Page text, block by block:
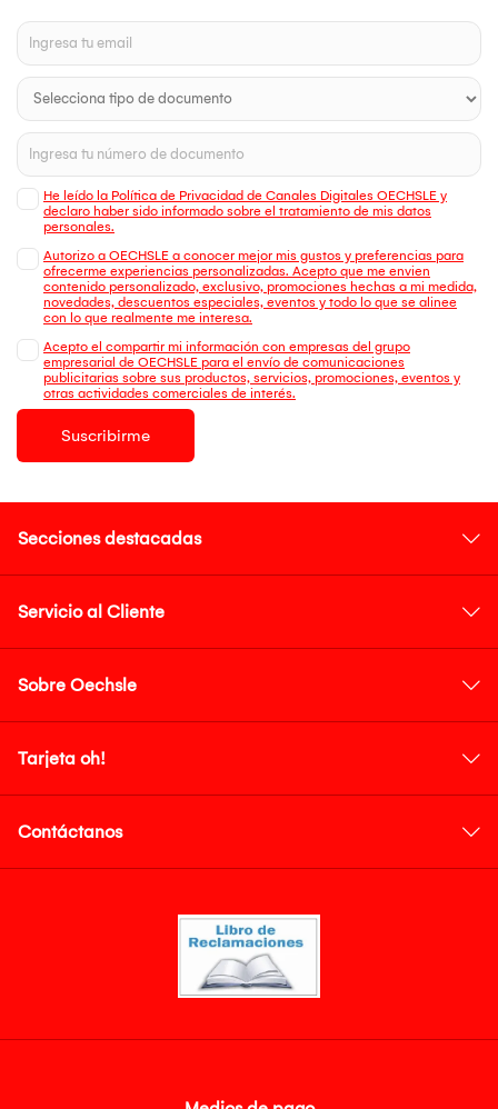
He leído la Política de Privacidad de Canales Digitales OECHSLE y
declaro haber sido informado sobre el tratamiento de mis datos
personales.
Autorizo a OECHSLE a conocer mejor mis gustos y preferencias para
ofrecerme experiencias personalizadas. Acepto que me envien
contenido personalizado, exclusivo, promociones hechas a mi medida,
novedades, descuentos especiales, eventos y todo lo que se alinee
con lo que realmente me interesa.
Acepto el compartir mi información con empresas del grupo
empresarial de OECHSLE para el envío de comunicaciones
publicitarias sobre sus productos, servicios, promociones, eventos y
otras actividades comerciales de interés.
Suscribirme
Secciones destacadas
Servicio al Cliente
Sobre Oechsle
Tarjeta oh!
Contáctanos